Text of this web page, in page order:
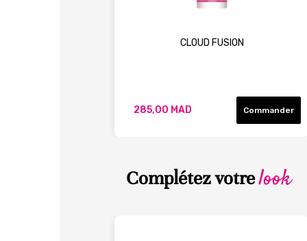
CLOUD FUSION
285,00 MAD Commander
Complétez votrelook